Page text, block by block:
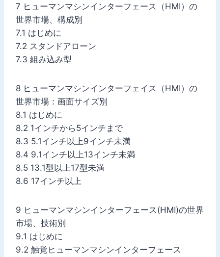
7 ヒューマンマシンインターフェース（HMI）の
世界市場、構成別
7.1 はじめに
7.2 スタンドアローン
7.3 組み込み型
8 ヒューマンマシンインターフェイス（HMI）の
世界市場：画面サイズ別
8.1 はじめに
8.2 1インチから5インチまで
8.3 5.1インチ以上9インチ未満
8.4 9.1インチ以上13インチ未満
8.5 13.1型以上17型未満
8.6 17インチ以上
9 ヒューマンマシンインターフェース(HMI)の世界
市場、技術別
9.1 はじめに
9.2 触覚ヒューマンマシンインターフェース